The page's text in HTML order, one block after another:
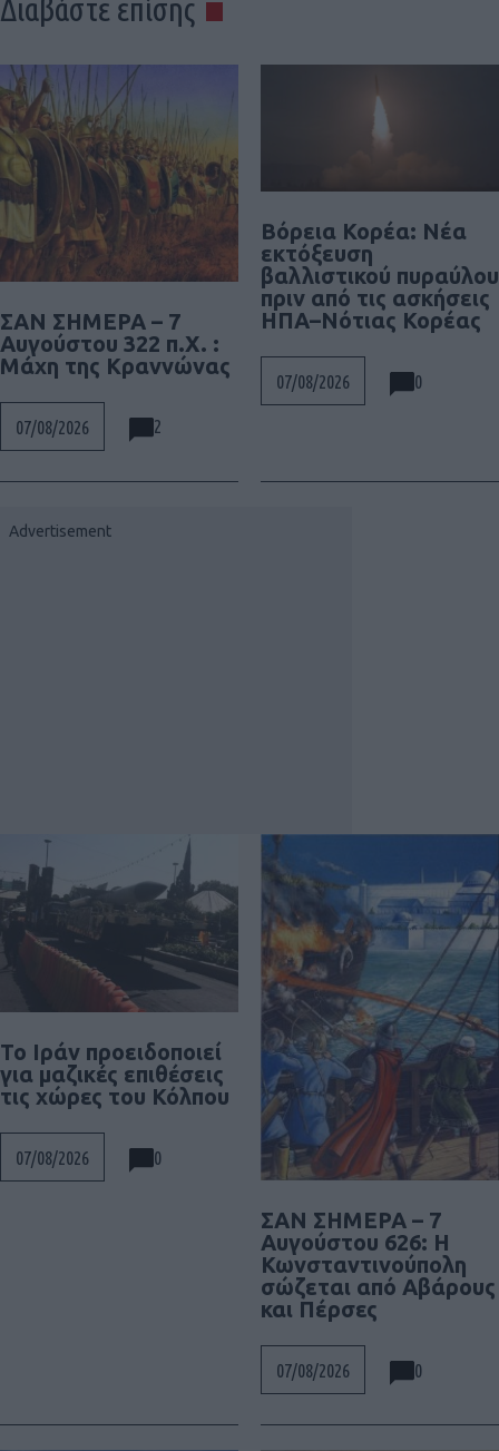
Διαβάστε επίσης
ΣΑΝ ΣΗΜΕΡΑ – 7
Αυγούστου 322 π.Χ. :
Μάχη της Κραννώνας
07/08/2026 2
Βόρεια Κορέα: Νέα
εκτόξευση
βαλλιστικού πυραύλου
πριν από τις ασκήσεις
ΗΠΑ–Νότιας Κορέας
07/08/2026 0
Το Ιράν προειδοποιεί
για μαζικές επιθέσεις
τις χώρες του Κόλπου
07/08/2026 0
ΣΑΝ ΣΗΜΕΡΑ – 7
Αυγούστου 626: Η
Κωνσταντινούπολη
σώζεται από Αβάρους
και Πέρσες
07/08/2026 0